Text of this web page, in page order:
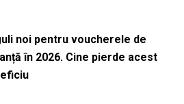
noi pentru voucherele de
în 2026. Cine pierde acest